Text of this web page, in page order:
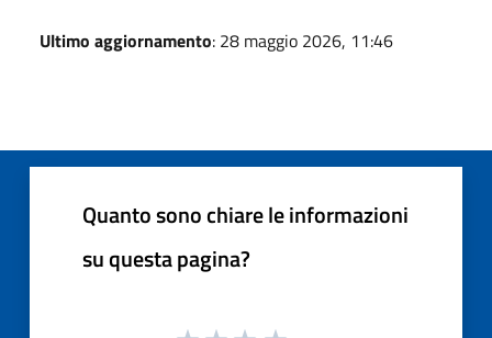
Ultimo aggiornamento: 28 maggio 2026, 11:46
Quanto sono chiare le informazioni
su questa pagina?